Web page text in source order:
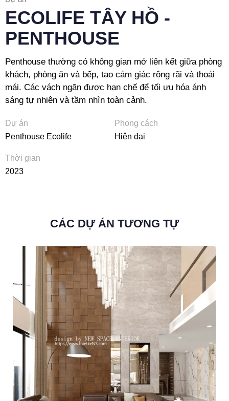
ECOLIFE TÂY HỒ -
PENTHOUSE
Penthouse thường có không gian mở liên kết giữa phòng
khách, phòng ăn và bếp, tạo cảm giác rộng rãi và thoải
mái. Các vách ngăn được hạn chế để tối ưu hóa ánh
sáng tự nhiên và tầm nhìn toàn cảnh.
Dự án
Penthouse Ecolife
Phong cách
Hiện đại
Thời gian
2023
CÁC DỰ ÁN TƯƠNG TỰ